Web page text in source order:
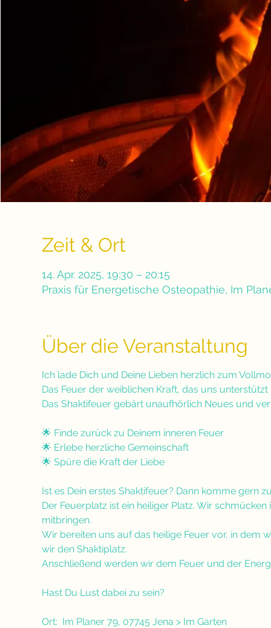
Zeit & Ort
14. Apr. 2025, 19:30 – 20:15
Praxis für Energetische Osteopathie, Im
Über die Veranstaltung
Ich lade Dich und Deine Lieben herzlich zum
Das Feuer der weiblichen Kraft, das uns
Das Shaktifeuer gebärt unaufhörlich Neues und
🌟 Finde zurück zu Deinem inneren Feuer
🌟 Erlebe herzliche Gemeinschaft
🌟 Spüre die Kraft der Liebe
Ist es Dein erstes Shaktifeuer? Dann komme gern
Der Feuerplatz ist ein heiliger Platz. Wir
mitbringen.
Wir bereiten uns auf das heilige Feuer vor, in dem
wir den Shaktiplatz.
Anschließend werden wir dem Feuer und der
Hast Du Lust dabei zu sein?
Ort:  Im Planer 79, 07745 Jena > Im Garten